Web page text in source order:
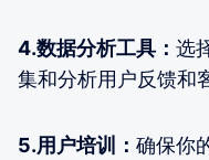
4.数据分析工具： 选
集和分析用户反馈和
5.用户培训： 确保你